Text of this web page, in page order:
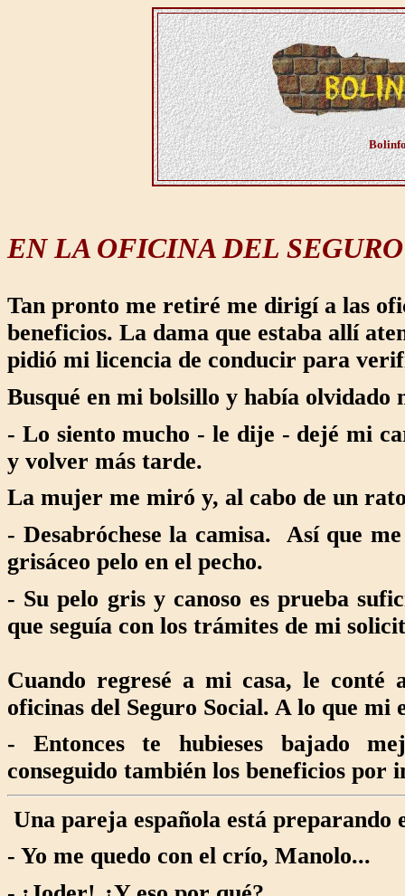
EN LA OFICINA DEL
Tan pronto me retiré me dirigí a las
beneficios. La dama que estaba allí
pidió mi licencia de conducir para
Busqué en mi bolsillo y había olvidado
- Lo siento mucho - le dije - dejé mi
y volver más tarde.
La mujer me miró y, al cabo de un
- Desabróchese la camisa. Así que
grisáceo pelo en el pecho.
- Su pelo gris y canoso es prueba
que seguía con los trámites de mi
Cuando regresé a mi casa, le
oficinas del Seguro Social. A lo que mi
- Entonces te hubieses bajado
conseguido también los beneficios por
Una pareja española está
- Yo me quedo con el crío, Manolo...